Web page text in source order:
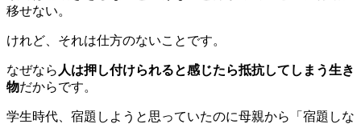
移せない。
けれど、それは仕方のないことです。
なぜなら 人は押し付けられると感じたら抵抗してしまう生き
物だからです。
学生時代、宿題しようと思っていたのに母親から「宿題しな